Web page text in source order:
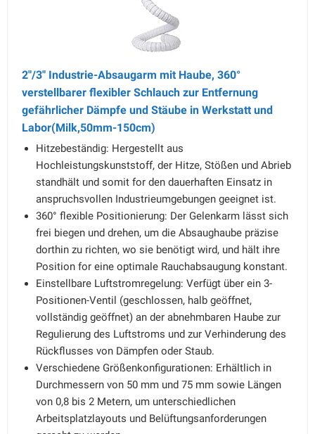
2"/3" Industrie-Absaugarm mit Haube, 360°
verstellbarer flexibler Schlauch zur Entfernung
gefährlicher Dämpfe und Stäube in Werkstatt und
Labor(Milk,50mm-150cm)
Hitzebeständig: Hergestellt aus
Hochleistungskunststoff, der Hitze, Stößen und Abrieb
standhält und somit for den dauerhaften Einsatz in
anspruchsvollen Industrieumgebungen geeignet ist.
360° flexible Positionierung: Der Gelenkarm lässt sich
frei biegen und drehen, um die Absaughaube präzise
dorthin zu richten, wo sie benötigt wird, und hält ihre
Position for eine optimale Rauchabsaugung konstant.
Einstellbare Luftstromregelung: Verfügt über ein 3-
Positionen-Ventil (geschlossen, halb geöffnet,
vollständig geöffnet) an der abnehmbaren Haube zur
Regulierung des Luftstroms und zur Verhinderung des
Rückflusses von Dämpfen oder Staub.
Verschiedene Größenkonfigurationen: Erhältlich in
Durchmessern von 50 mm und 75 mm sowie Längen
von 0,8 bis 2 Metern, um unterschiedlichen
Arbeitsplatzlayouts und Belüftungsanforderungen